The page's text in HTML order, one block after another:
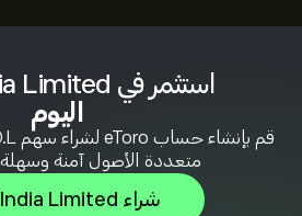
استثمر في GAIL India Limited
اليوم
متعددة الأصول آمنة
شراء GAIL India Limited